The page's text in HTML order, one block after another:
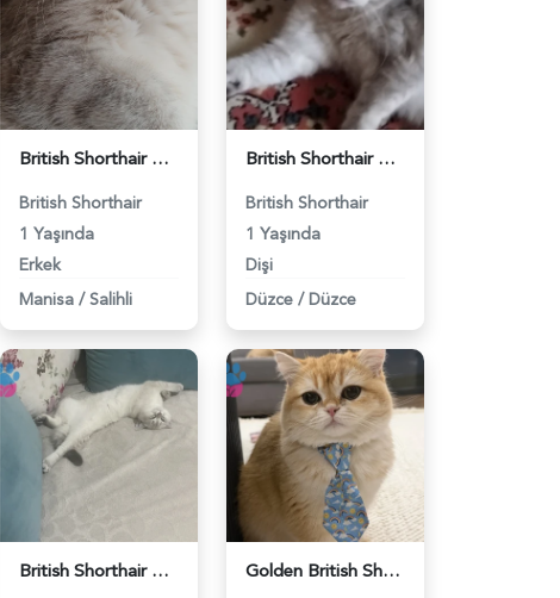
British Shorthair Kedimize eş arıyoruz - 118984628
British Shorthair
1 Yaşında
Erkek
Manisa / Salihli
British Shorthair Güzel kızımıza eş arıyoruz - 118984633
British Shorthair
1 Yaşında
Dişi
Düzce / Düzce
British Shorthair Dişi Kedim Eş Arıyor - 118984618 Golden British Shorthair 1 Yaşında Eş Arıyor - 118984604